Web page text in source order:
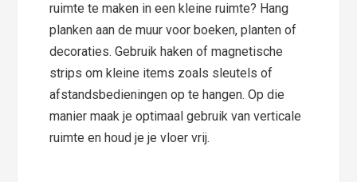
ruimte te maken in een kleine ruimte? Hang
planken aan de muur voor boeken, planten of
decoraties. Gebruik haken of magnetische
strips om kleine items zoals sleutels of
afstandsbedieningen op te hangen. Op die
manier maak je optimaal gebruik van verticale
ruimte en houd je je vloer vrij.